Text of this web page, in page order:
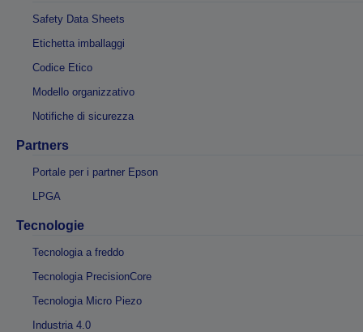
Safety Data Sheets
Etichetta imballaggi
Codice Etico
Modello organizzativo
Notifiche di sicurezza
Partners
Portale per i partner Epson
LPGA
Tecnologie
Tecnologia a freddo
Tecnologia PrecisionCore
Tecnologia Micro Piezo
Industria 4.0